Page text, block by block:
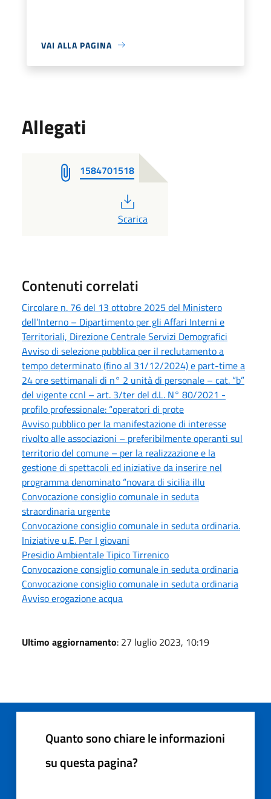
VAI ALLA PAGINA
Allegati
1584701518
PDF
Scarica
Contenuti correlati
Circolare n. 76 del 13 ottobre 2025 del Ministero
dell’Interno – Dipartimento per gli Affari Interni e
Territoriali, Direzione Centrale Servizi Demografici
Avviso di selezione pubblica per il reclutamento a
tempo determinato (fino al 31/12/2024) e part-time a
24 ore settimanali di n° 2 unità di personale – cat. “b”
del vigente ccnl – art. 3/ter del d.L. N° 80/2021 -
profilo professionale: “operatori di prote
Avviso pubblico per la manifestazione di interesse
rivolto alle associazioni – preferibilmente operanti sul
territorio del comune – per la realizzazione e la
gestione di spettacoli ed iniziative da inserire nel
programma denominato “novara di sicilia illu
Convocazione consiglio comunale in seduta
straordinaria urgente
Convocazione consiglio comunale in seduta ordinaria.
Iniziative u.E. Per I giovani
Presidio Ambientale Tipico Tirrenico
Convocazione consiglio comunale in seduta ordinaria
Convocazione consiglio comunale in seduta ordinaria
Avviso erogazione acqua
Ultimo aggiornamento: 27 luglio 2023, 10:19
Quanto sono chiare le informazioni
su questa pagina?